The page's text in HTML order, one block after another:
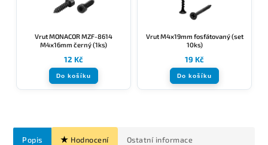
Vrut MONACOR MZF-8614
M4x16mm černý (1ks)
12 Kč
Do košíku
Vrut M4x19mm fosfátovaný (set
10ks)
19 Kč
Do košíku
Popis Hodnocení Ostatní informace